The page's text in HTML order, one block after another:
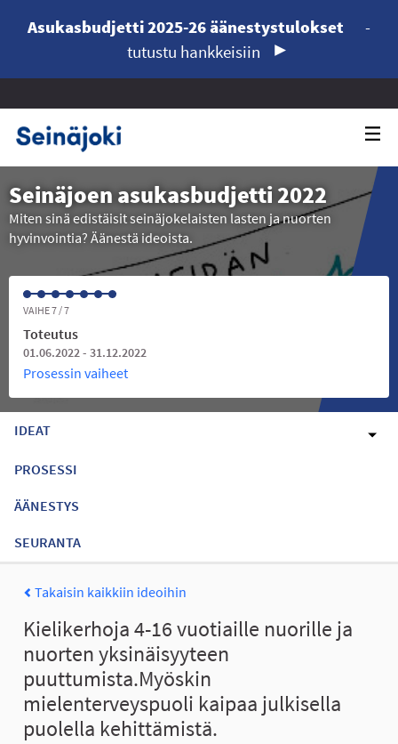
Asukasbudjetti 2025-26 äänestystulokset
-
tutustu hankkeisiin
Seinäjoen asukasbudjetti 2022
Miten sinä edistäisit seinäjokelaisten lasten ja nuorten
hyvinvointia? Äänestä ideoista.
VAIHE 7 / 7
Toteutus
01.06.2022 - 31.12.2022
Prosessin vaiheet
IDEAT
PROSESSI
ÄÄNESTYS
SEURANTA
Takaisin kaikkiin ideoihin
Kielikerhoja 4-16 vuotiaille nuorille ja
nuorten yksinäisyyteen
puuttumista.Myöskin
mielenterveyspuoli kaipaa julkisella
puolella kehittämistä.